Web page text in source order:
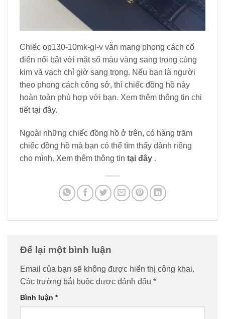
Chiếc op130-10mk-gl-v vẫn mang phong cách cổ
điển nổi bật với mặt số màu vàng sang trọng cùng
kim và vạch chỉ giờ sang trọng. Nếu bạn là người
theo phong cách công sở, thì chiếc đồng hồ này
hoàn toàn phù hợp với bạn. Xem thêm thông tin chi
tiết tại đây.
Ngoài những chiếc đồng hồ ở trên, có hàng trăm
chiếc đồng hồ mà bạn có thể tìm thấy dành riêng
cho mình. Xem thêm thông tin tại đây .
Để lại một bình luận
Email của bạn sẽ không được hiển thị công khai.
Các trường bắt buộc được đánh dấu *
Bình luận *